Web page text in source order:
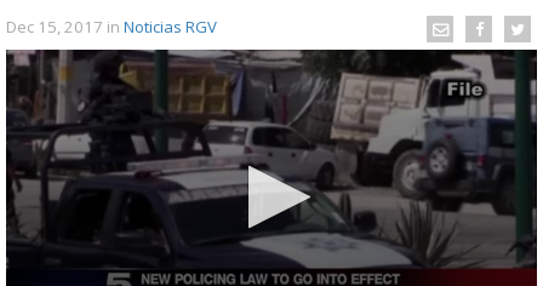
Dec 15, 2017 in Noticias RGV